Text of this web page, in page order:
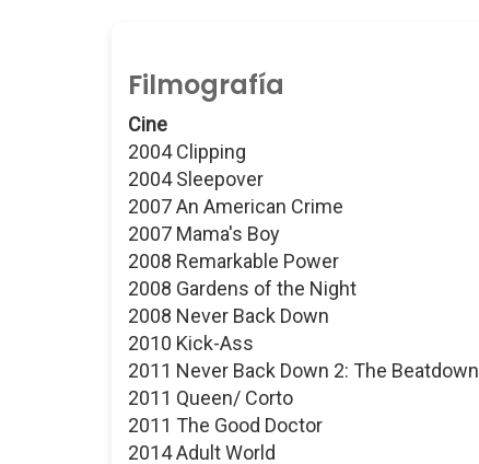
Filmografía
Cine
2004 Clipping
2004 Sleepover
2007 An American Crime
2007 Mama's Boy
2008 Remarkable Power
2008 Gardens of the Night
2008 Never Back Down
2010 Kick-Ass
2011 Never Back Down 2: The Beatdown
2011 Queen/ Corto
2011 The Good Doctor
2014 Adult World